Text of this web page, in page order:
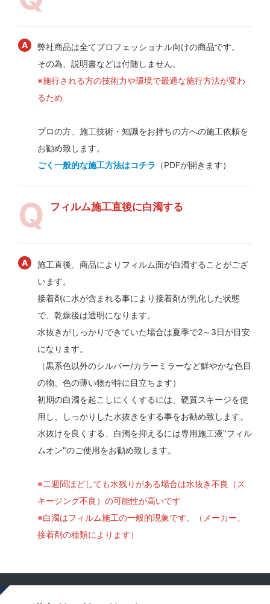
弊社商品は全てプロフェッショナル向けの商品です。
その為、説明書などは付随しません。
※施行される方の技術力や環境で最適な施行方法が変わ
るため
プロの方、施工技術・知識をお持ちの方への施工依頼を
お勧め致します。
ごく一般的な施工方法はコチラ （PDFが開きます）
フィルム施工直後に白濁する
施工直後、商品によりフィルム面が白濁することがござ
います。
接着剤に水が含まれる事により接着剤が乳化した状態
で、乾燥後は透明になります。
水抜きがしっかりできていた場合は夏季で2～3日が目安
になります。
（黒系色以外のシルバー/カラーミラーなど鮮やかな色目
の物、色の薄い物が特に目立ちます）
初期の白濁を起こしにくくするには、硬質スキージを使
用し、しっかりした水抜きをする事をお勧め致します。
水抜けを良くする、白濁を抑えるには専用施工液"フィル
ムオン"のご使用をお勧め致します。
※二週間ほどしても水残りがある場合は水抜き不良（ス
キージング不良）の可能性が高いです
※白濁はフィルム施工の一般的現象です。（メーカー、
接着剤の種類によります）